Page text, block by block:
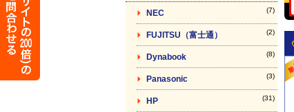
NEC (7)
FUJITSU（富士通） (2)
Dynabook (8)
Panasonic (3)
HP (31)